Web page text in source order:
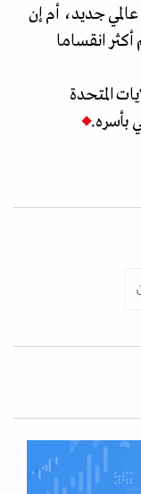
عالمي جديد، أم إن
انقساما
المتحدة
بأسره.